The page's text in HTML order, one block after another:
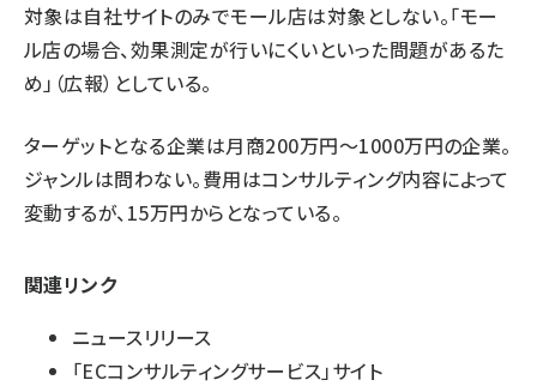
対象は自社サイトのみでモール店は対象としない。「モー
ル店の場合、効果測定が行いにくいといった問題があるた
め」（広報）としている。
ターゲットとなる企業は月商200万円～1000万円の企業。
ジャンルは問わない。費用はコンサルティング内容によって
変動するが、15万円からとなっている。
関連リンク
ニュースリリース
「ECコンサルティングサービス」サイト